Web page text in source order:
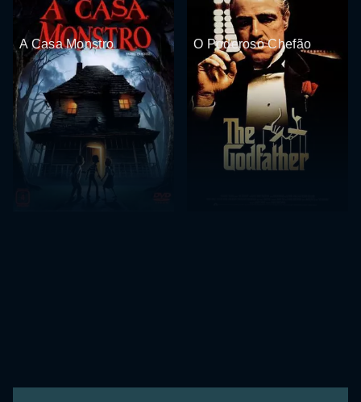
A Casa Monstro O Poderoso Chefão